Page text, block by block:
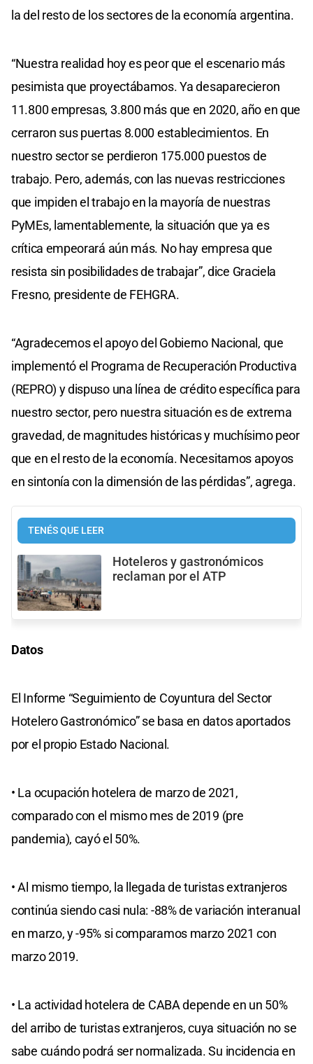
la del resto de los sectores de la economía argentina.
“Nuestra realidad hoy es peor que el escenario más
pesimista que proyectábamos. Ya desaparecieron
11.800 empresas, 3.800 más que en 2020, año en que
cerraron sus puertas 8.000 establecimientos. En
nuestro sector se perdieron 175.000 puestos de
trabajo. Pero, además, con las nuevas restricciones
que impiden el trabajo en la mayoría de nuestras
PyMEs, lamentablemente, la situación que ya es
crítica empeorará aún más. No hay empresa que
resista sin posibilidades de trabajar”, dice Graciela
Fresno, presidente de FEHGRA.
“Agradecemos el apoyo del Gobierno Nacional, que
implementó el Programa de Recuperación Productiva
(REPRO) y dispuso una línea de crédito específica para
nuestro sector, pero nuestra situación es de extrema
gravedad, de magnitudes históricas y muchísimo peor
que en el resto de la economía. Necesitamos apoyos
en sintonía con la dimensión de las pérdidas”, agrega.
TENÉS QUE LEER
Hoteleros y gastronómicos
reclaman por el ATP
Datos
El Informe “Seguimiento de Coyuntura del Sector
Hotelero Gastronómico” se basa en datos aportados
por el propio Estado Nacional.
• La ocupación hotelera de marzo de 2021,
comparado con el mismo mes de 2019 (pre
pandemia), cayó el 50%.
• Al mismo tiempo, la llegada de turistas extranjeros
continúa siendo casi nula: -88% de variación interanual
en marzo, y -95% si comparamos marzo 2021 con
marzo 2019.
• La actividad hotelera de CABA depende en un 50%
del arribo de turistas extranjeros, cuya situación no se
sabe cuándo podrá ser normalizada. Su incidencia en